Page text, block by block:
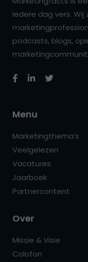
iedere dag vers.
podcasts, blogs,
Menu
Marketingthema’s
Veelgelezen
Vacatures
Jaarboek
Partnercontent
Over
Missie & Visie
Colofon